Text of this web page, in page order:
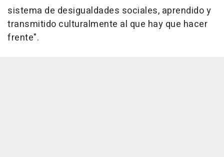
sistema de desigualdades sociales, aprendido y
transmitido culturalmente al que hay que hacer
frente".